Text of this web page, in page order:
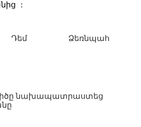
:
Դեմ Ձեռնպահ
նախապատրաստեց